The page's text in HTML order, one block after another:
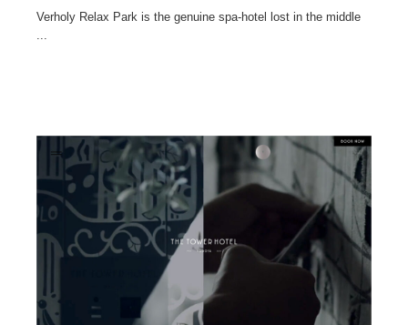
Verholy Relax Park is the genuine spa-hotel lost in the middle
...